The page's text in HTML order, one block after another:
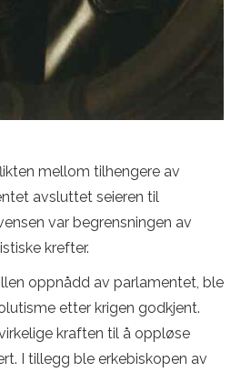
mellom tilhengere av
avsluttet seieren til
var begrensningen av
krefter.
oppnådd av parlamentet, ble
etter krigen godkjent.
kraften til å oppløse
I tillegg ble erkebiskopen av